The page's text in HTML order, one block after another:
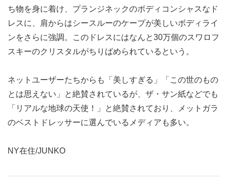
ち物を身に着け、プランジネックのボディコンシャスなド
レスに、肩からはシースルーのケープが美しいボディライ
ンをさらに強調。このドレスにはなんと30万個のスワロフ
スキーのクリスタルがちりばめられているという。
ネットユーザーたちからも「美しすぎる」「この世のもの
とは思えない」と絶賛されているが、ザ・サン紙などでも
「リアルな地球の天使！」と絶賛されており、メットガラ
のベストドレッサーに選んでいるメディアも多い。
NY在住/JUNKO